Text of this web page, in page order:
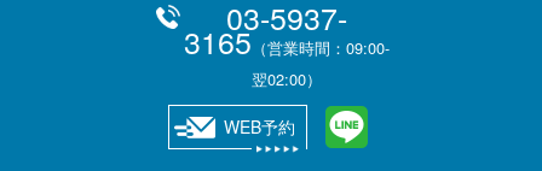
03-5937-
3165 （営業時間：09:00-
翌02:00）
WEB予約